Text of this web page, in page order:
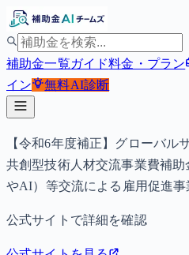
補助金一覧ガイド料金・プラン
イン
無料AI診断
【令和6年度補正】グローバル
共創型技術人材交流事業費補
やAI）等交流による雇用促進事
公式サイトで詳細を確認